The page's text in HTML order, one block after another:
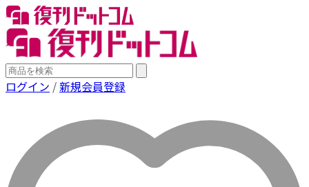
ログイン /新規会員登録